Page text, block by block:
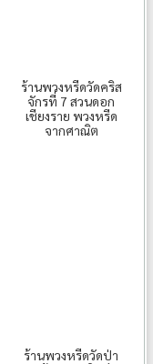
ร้านพวงหรีดวัดคริส
จักรที่ 7 สวนดอก
เชียงราย พวงหรีด
จากศาณิต
ร้านพวงหรีดวัดป่า